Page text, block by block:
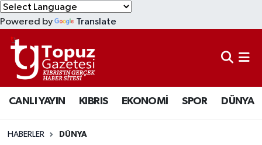
Powered by Translate
CANLI YAYIN KIBRIS EKONOMİ SPOR DÜNYA
HABERLER DÜNYA
KIBRIS
DÜNYA
EKONOMİ
MAGAZİN
Lefkoşa Nöbetçi Eczaneler
Lefkoşa Hava Durumu
Lefkoşa Trafik Yoğunluk Haritası
Süper Lig Puan Durumu ve Fikstür